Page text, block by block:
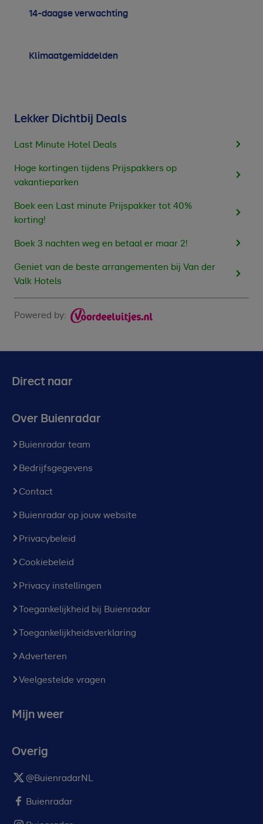
14-daagse verwachting
Klimaatgemiddelden
Lekker Dichtbij Deals
Last Minute Hotel Deals
Hoge kortingen tijdens Prijspakkers op
vakantieparken
Boek een Last minute Prijspakker tot 40%
korting!
Boek 3 nachten weg en betaal er maar 2!
Geniet van de beste arrangementen bij Van der
Valk Hotels
Powered by:
Direct naar
Over Buienradar
Buienradar team
Bedrijfsgegevens
Contact
Buienradar op jouw website
Privacybeleid
Cookiebeleid
Privacy instellingen
Toegankelijkheid bij Buienradar
Toegankelijkheidsverklaring
Adverteren
Veelgestelde vragen
Mijn weer
Overig
@BuienradarNL
Buienradar